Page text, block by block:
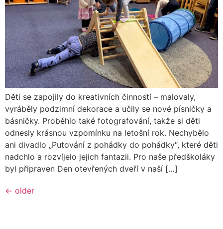
Děti se zapojily do kreativních činností – malovaly,
vyráběly podzimní dekorace a učily se nové písničky a
básničky. Proběhlo také fotografování, takže si děti
odnesly krásnou vzpomínku na letošní rok. Nechybělo
ani divadlo „Putování z pohádky do pohádky“, které děti
nadchlo a rozvíjelo jejich fantazii. Pro naše předškoláky
byl připraven Den otevřených dveří v naší […]
← older